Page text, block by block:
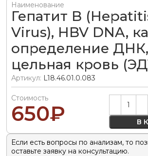
Наименование
Гепатит B
Virus), HBV DNA,
определение ДНК,
цельная кровь
Артикул: L18.46.01.0.083
Стоимость
650₽ В
Alternative:
Если есть вопросы по анализам, то
оставьте заявку на консультацию.